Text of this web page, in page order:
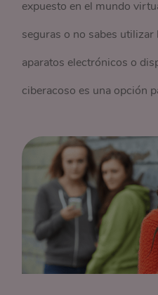
expuesto en el mundo
seguras o no sabes
aparatos electrónicos o
ciberacoso es una opción